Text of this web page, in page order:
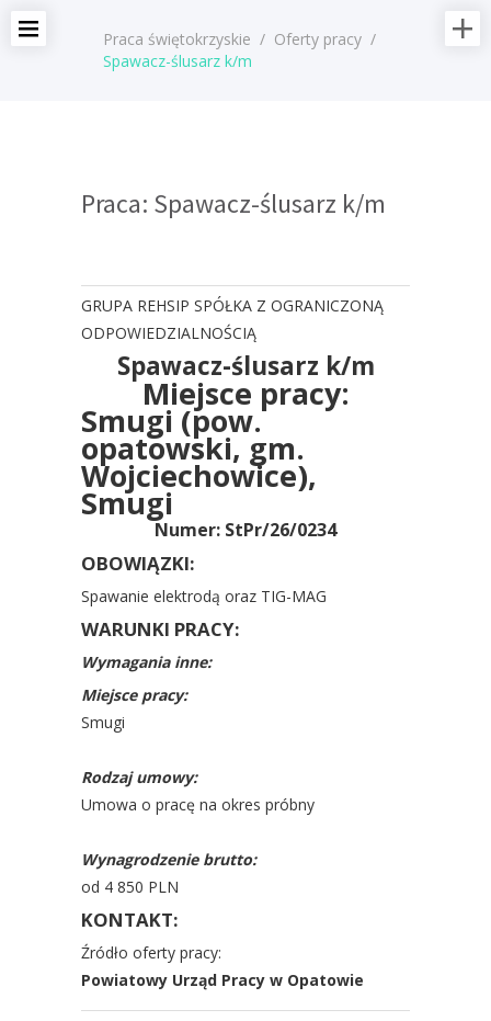
Praca świętokrzyskie / Oferty pracy /
Spawacz-ślusarz k/m
Praca: Spawacz-ślusarz k/m
GRUPA REHSIP SPÓŁKA Z OGRANICZONĄ
ODPOWIEDZIALNOŚCIĄ
Spawacz-ślusarz k/m
Miejsce pracy:
Smugi (pow.
opatowski, gm.
Wojciechowice),
Smugi
Numer: StPr/26/0234
OBOWIĄZKI:
Spawanie elektrodą oraz TIG-MAG
WARUNKI PRACY:
Wymagania inne:
Miejsce pracy:
Smugi
Rodzaj umowy:
Umowa o pracę na okres próbny
Wynagrodzenie brutto:
od 4 850 PLN
KONTAKT:
Źródło oferty pracy:
Powiatowy Urząd Pracy w Opatowie